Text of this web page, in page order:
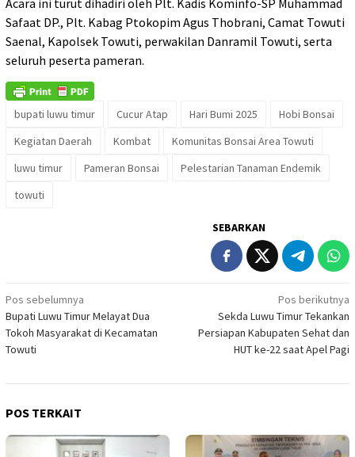
Safaat DP., Plt. Kabag Ptokopim Agus Thobrani, Camat Towuti
Saenal, Kapolsek Towuti, perwakilan Danramil Towuti, serta
seluruh peserta pameran.
bupati luwu timur Cucur Atap Hari Bumi 2025
Hobi Bonsai
Kegiatan Daerah
Kombat
Komunitas Bonsai Area Towuti
luwu timur
Pameran Bonsai
Pelestarian Tanaman Endemik
towuti
SEBARKAN
Navigasi
pos
Pos sebelumnya
Bupati Luwu Timur Melayat Dua
Tokoh Masyarakat di Kecamatan
Towuti
Pos berikutnya
Sekda Luwu Timur Tekankan
Persiapan Kabupaten Sehat dan
HUT ke-22 saat Apel Pagi
POS TERKAIT